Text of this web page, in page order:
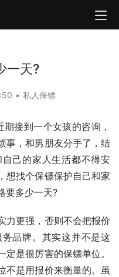
一天?
• 私人保镖
接到一个女孩的咨询，
事，和男朋友分手了，结
己的家人生活都不得安
想找个保镖保护自己和家
要多少一天?
力更强，否则不会把报价
品牌。其实这并不是这
是很厉害的保镖单位。
不是用报价来衡量的。虽